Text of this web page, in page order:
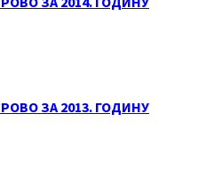
ЗА 2013. ГОДИНУ